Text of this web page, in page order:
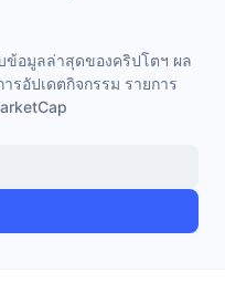
ข้อมูลล่าสุดของคริปโตฯ ผล
รอัปเดตกิจกรรม รายการ